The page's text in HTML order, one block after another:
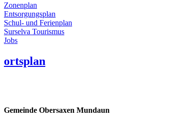
Zonenplan
Entsorgungsplan
Schul- und Ferienplan
Surselva Tourismus
Jobs
ortsplan
Gemeinde Obersaxen Mundaun